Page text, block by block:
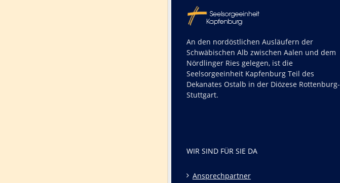
An den nordöstlichen Ausläufern der
Schwäbischen Alb zwischen Aalen und dem
Nördlinger Ries gelegen, ist die
Seelsorgeeinheit Kapfenburg Teil des
Dekanates Ostalb in der Diözese Rottenburg-
Stuttgart.
WIR SIND FÜR SIE DA
Ansprechpartner